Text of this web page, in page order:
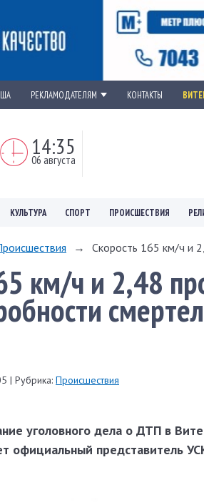
РЕКЛАМОДАТЕЛЯМ КОНТАКТЫ
14:35
06 августа
КУЛЬТУРА СПОРТ ПРОИСШЕСТВИЯ
→ Скорость 165 км/ч и
км/ч и 2,48
| Рубрика: Происшествия
уголовного дела о ДТП в
официальный представитель